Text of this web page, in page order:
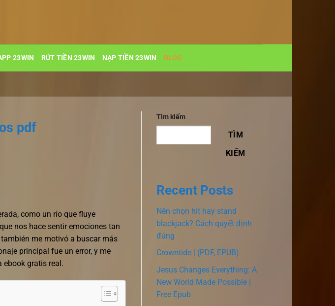
23WIN RÚT TIỀN 23WIN NẠP TIỀN 23WIN BLOG
pdf
como un río que fluye
nos hace sentir emociones tan
me motivó a buscar más
principal fue un error, y me
ebook gratis real.
Tìm kiếm
TÌM
KIẾM
Recent Posts
Nên chọn hit hay stand
blackjack? Cách quyết định
đúng
Crowntide | (PDF, EPUB)
Jesus Changes Everything: A
New World Made Possible |
Free Epub